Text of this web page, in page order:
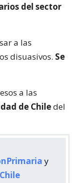
del sector
a las
disuasivos. Se
a las
de Chiledel
y